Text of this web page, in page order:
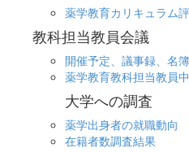
薬学教育カリキュラム
教科担当教員会議
開催予定、議事録、名簿
薬学教育教科担当教員
大学への調査
薬学出身者の就職動向
在籍者数調査結果